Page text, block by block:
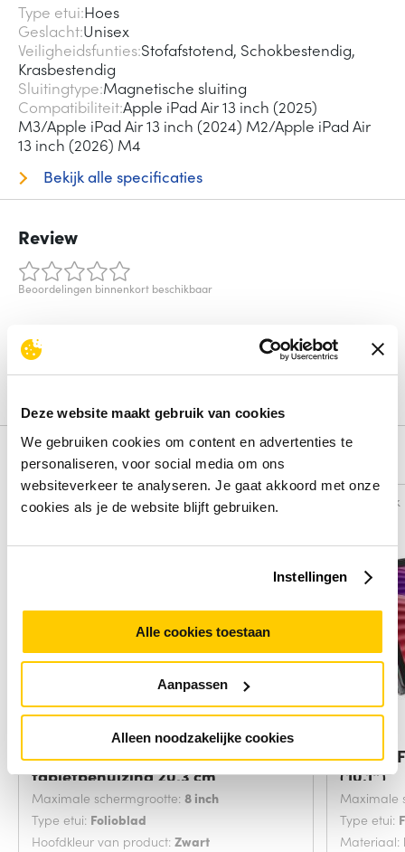
Deze website maakt gebruik van cookies
We gebruiken cookies om content en advertenties te
personaliseren, voor social media om ons
websiteverkeer te analyseren. Je gaat akkoord met onze
cookies als je de website blijft gebruiken.
Instellingen
Alle cookies toestaan
Aanpassen
Alleen noodzakelijke cookies
Type etui Hoes
Geslacht Unisex
Veiligheidsfunties Stofafstotend, Schokbestendig,
Krasbestendig
Sluitingtype Magnetische sluiting
CompatibiliteitApple iPad Air 13 inch (2025)
M3/Apple iPad Air 13 inch (2024) M2/Apple iPad Air
13 inch (2026) M4
Bekijk alle specificaties
Review
Beoordelingen binnenkort beschikbaar
review.
Alternatieven
Vergelijk
Lenovo ZG38C04741
tabletbehuizing 20,3 cm
Maximale schermgrootte: 8 inch
Type etui: Folioblad
Hoofdkleur van product: Zwart
Vergelijk
Lenovo
(10.1")
Maximale
Type etui:
Materiaal: